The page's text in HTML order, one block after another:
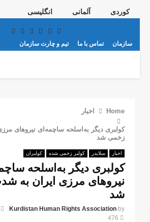
کوردی آلمانی انگلیسی
Facebook
Twitter
Instagram
Youtube
Email
سازمان تماس با ما تیم و چارت سازمان
Home اخبار
کولبری دیگر بەاسلحە ساچمەای نیروهای
زخمی شد
اخبار سلایدر کولبر زخمی شدە کولبران
کولبری دیگر بەاسلحە
نیروهای مرزی ایران بە
شد
by
Kurdistan Human Rights Association
476